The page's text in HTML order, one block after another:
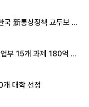
新통상정책 교두보 활
부 15개 과제 180억 지
대학 선정